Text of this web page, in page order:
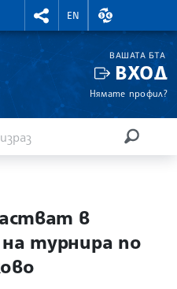
RIGHTMENU.SOCIAL
EN
ВАЛУТНИ
ВАШАТА БТА
ВХОД
Нямате профил?
в
турнира по